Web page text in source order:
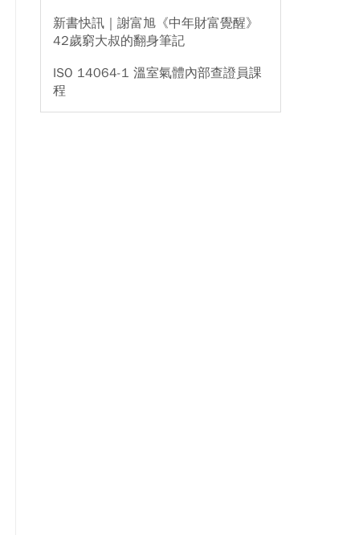
新書快訊｜謝富旭《中年財富覺醒》
42歲窮大叔的翻身筆記
ISO 14064-1 溫室氣體內部查證員課
程